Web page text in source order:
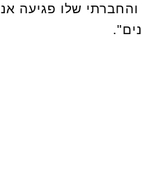
שלו פגיעה